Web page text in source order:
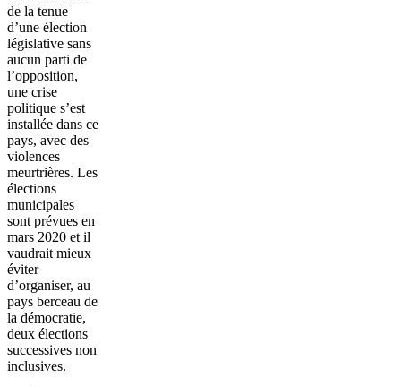
de la tenue
d’une élection
législative sans
aucun parti de
l’opposition,
une crise
politique s’est
installée dans ce
pays, avec des
violences
meurtrières. Les
élections
municipales
sont prévues en
mars 2020 et il
vaudrait mieux
éviter
d’organiser, au
pays berceau de
la démocratie,
deux élections
successives non
inclusives.